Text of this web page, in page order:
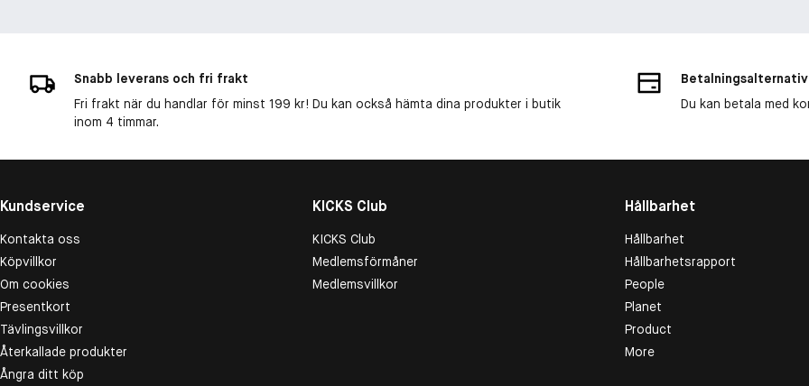
Snabb leverans och fri frakt
Fri frakt när du handlar för minst 199 kr! Du kan också hämta dina produkter i butik
inom 4 timmar.
Betalningsalternativ
Du kan betala med
Kundservice
Kontakta oss
Köpvillkor
Om cookies
Presentkort
Tävlingsvillkor
Återkallade produkter
Ångra ditt köp
KICKS Club
KICKS Club
Medlemsförmåner
Medlemsvillkor
Hållbarhet
Hållbarhet
Hållbarhetsrapport
People
Planet
Product
More